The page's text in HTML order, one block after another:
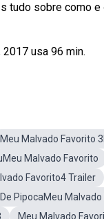
tudo sobre como
usa 96 min.
Meu Malvado Favorito
Malvado Favorito
Favorito4 Trailer
PipocaMeu
Meu Malvado